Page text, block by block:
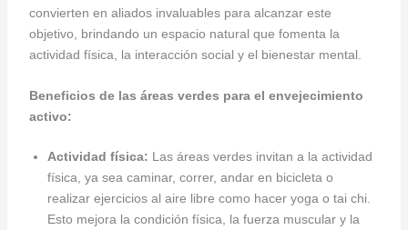
convierten en aliados invaluables para alcanzar este
objetivo, brindando un espacio natural que fomenta la
actividad física, la interacción social y el bienestar mental.
Beneficios de las áreas verdes para el envejecimiento
activo:
Actividad física: Las áreas verdes invitan a la actividad
física, ya sea caminar, correr, andar en bicicleta o
realizar ejercicios al aire libre como hacer yoga o tai chi.
Esto mejora la condición física, la fuerza muscular y la